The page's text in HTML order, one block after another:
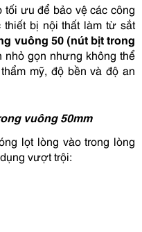
tối ưu để bảo vệ các công
bị nội thất làm từ sắt
vuông 50 (nút bịt trong
nhỏ gọn nhưng không thể
mỹ, độ bền và độ an
vuông 50mm
lọt lòng vào trong lòng
vượt trội: